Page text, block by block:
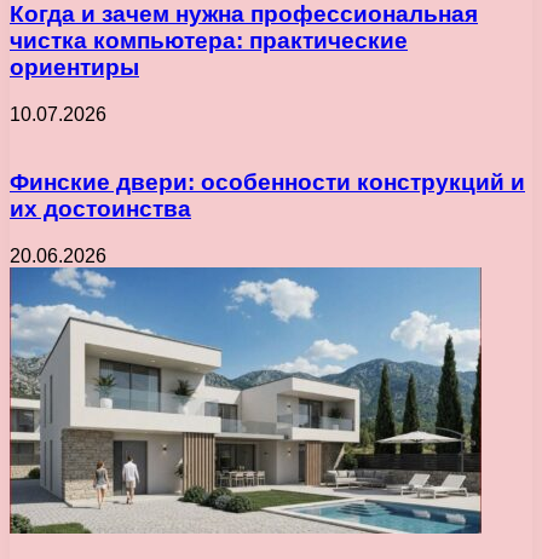
Когда и зачем нужна профессиональная
чистка компьютера: практические
ориентиры
10.07.2026
Финские двери: особенности конструкций и
их достоинства
20.06.2026